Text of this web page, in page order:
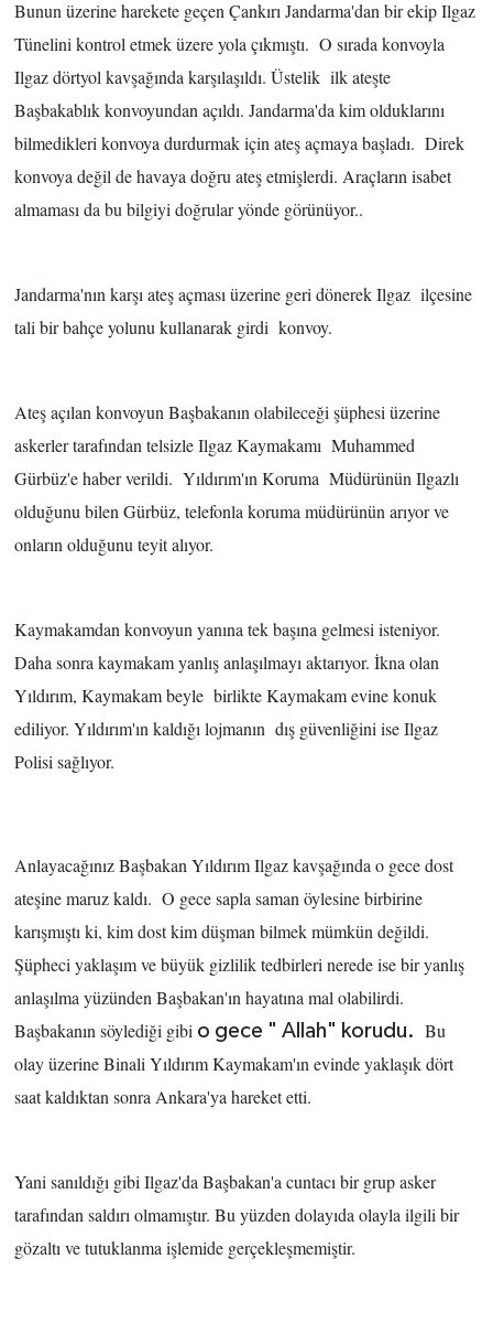
Bunun üzerine harekete geçen Çankırı Jandarma'dan bir ekip Ilgaz
Tünelini kontrol etmek üzere yola çıkmıştı. O sırada konvoyla
Ilgaz dörtyol kavşağında karşılaşıldı. Üstelik ilk ateşte
Başbakablık konvoyundan açıldı. Jandarma'da kim olduklarını
bilmedikleri konvoya durdurmak için ateş açmaya başladı. Direk
konvoya değil de havaya doğru ateş etmişlerdi. Araçların isabet
almaması da bu bilgiyi doğrular yönde görünüyor..
Jandarma'nın karşı ateş açması üzerine geri dönerek Ilgaz ilçesine
tali bir bahçe yolunu kullanarak girdi konvoy.
Ateş açılan konvoyun Başbakanın olabileceği şüphesi üzerine
askerler tarafından telsizle Ilgaz Kaymakamı Muhammed
Gürbüz'e haber verildi. Yıldırım'ın Koruma Müdürünün Ilgazlı
olduğunu bilen Gürbüz, telefonla koruma müdürünün arıyor ve
onların olduğunu teyit alıyor.
Kaymakamdan konvoyun yanına tek başına gelmesi isteniyor.
Daha sonra kaymakam yanlış anlaşılmayı aktarıyor. İkna olan
Yıldırım, Kaymakam beyle birlikte Kaymakam evine konuk
ediliyor. Yıldırım'ın kaldığı lojmanın dış güvenliğini ise Ilgaz
Polisi sağlıyor.
Anlayacağınız Başbakan Yıldırım Ilgaz kavşağında o gece dost
ateşine maruz kaldı. O gece sapla saman öylesine birbirine
karışmıştı ki, kim dost kim düşman bilmek mümkün değildi.
Şüpheci yaklaşım ve büyük gizlilik tedbirleri nerede ise bir yanlış
anlaşılma yüzünden Başbakan'ın hayatına mal olabilirdi.
Başbakanın söylediği gibio gece " Allah" korudu. Bu
olay üzerine Binali Yıldırım Kaymakam'ın evinde yaklaşık dört
saat kaldıktan sonra Ankara'ya hareket etti.
Yani sanıldığı gibi Ilgaz'da Başbakan'a cuntacı bir grup asker
tarafından saldırı olmamıştır. Bu yüzden dolayıda olayla ilgili bir
gözaltı ve tutuklanma işlemide gerçekleşmemiştir.